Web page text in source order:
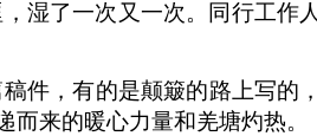
湿了一次又一次。同行工作
件，有的是颠簸的路上写的
来的暖心力量和羌塘灼热。